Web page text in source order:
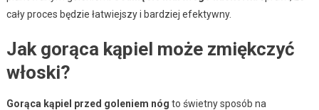
cały proces będzie łatwiejszy i bardziej efektywny.
Jak gorąca kąpiel może zmiękczyć
włoski?
Gorąca kąpiel przed goleniem nóg to świetny sposób na